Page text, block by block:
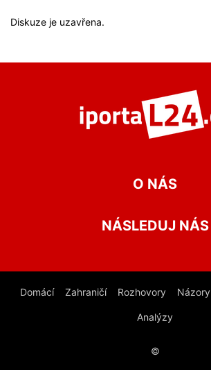
Diskuze je uzavřena.
O NÁS
NÁSLEDUJ NÁS
Domácí Zahraničí Rozhovory Názory
Analýzy
©